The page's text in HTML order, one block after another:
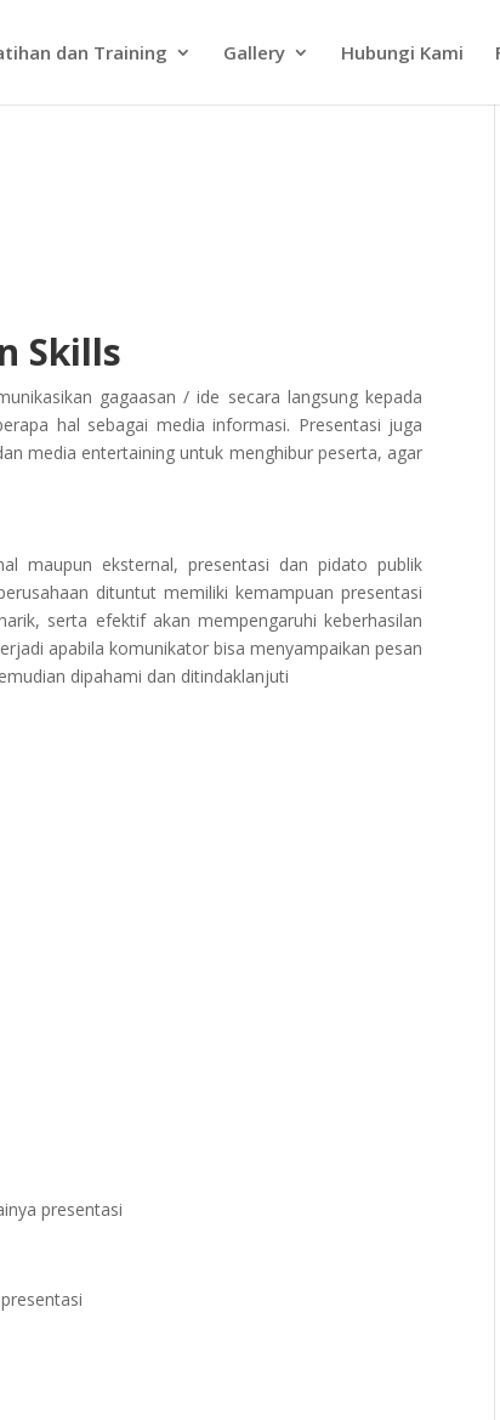
dan Training Gallery Hubungi Kami
Skills
gagaasan / ide secara langsung kepada
hal sebagai media informasi. Presentasi juga
media entertaining untuk menghibur peserta, agar
maupun eksternal, presentasi dan pidato publik
dituntut memiliki kemampuan presentasi
serta efektif akan mempengaruhi keberhasilan
apabila komunikator bisa menyampaikan pesan
dipahami dan ditindaklanjuti
presentasi